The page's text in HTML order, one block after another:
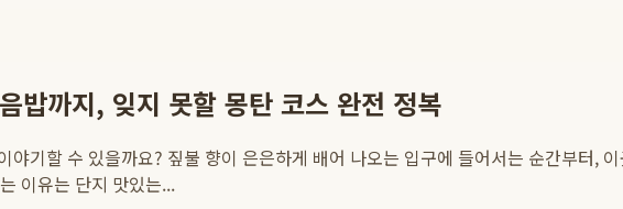
밥까지, 잊지 못할 몽탄 코스 완전 정복
기할 수 있을까요? 짚불 향이 은은하게 배어 나오는 입구에 들어서는 순간부터,
이유는 단지 맛있는...